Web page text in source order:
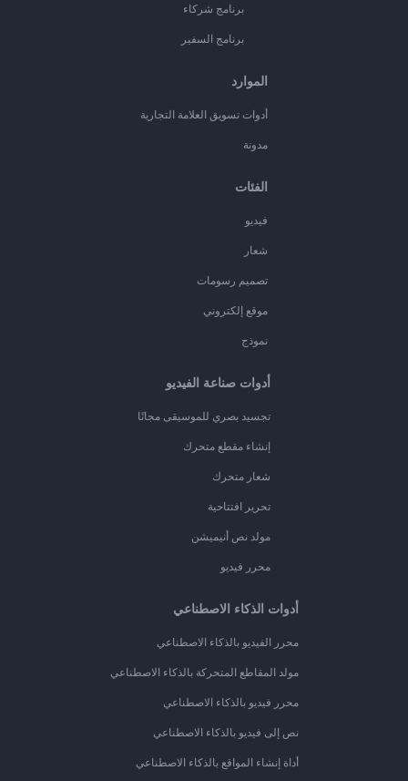
برنامج شركاء
برنامج السفير
الموارد
أدوات تسويق العلامة التجارية
مدونة
الفئات
فيديو
شعار
تصميم رسومات
موقع إلكتروني
نموذج
أدوات صناعة الفيديو
تجسيد بصري للموسيقى مجانًا
إنشاء مقطع متحرك
شعار متحرك
تحرير افتتاحية
مولد نص أنيميشن
محرر فيديو
أدوات الذكاء الاصطناعي
محرر الفيديو بالذكاء الاصطناعي
مولد المقاطع المتحركة بالذكاء الاصطناعي
محرر فيديو بالذكاء الاصطناعي
نص إلى فيديو بالذكاء الاصطناعي
أداة إنشاء المواقع بالذكاء الاصطناعي